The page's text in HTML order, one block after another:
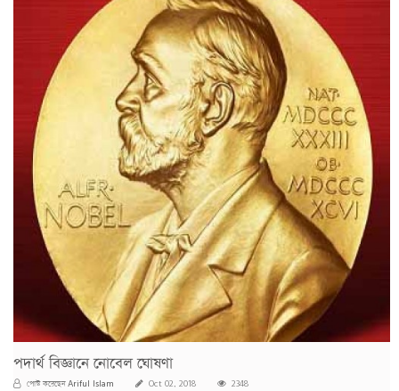
পদার্থ বিজ্ঞানে নোবেল ঘোষণা
পোস্ট করেছেনAriful Islam Oct 02, 2018 2348